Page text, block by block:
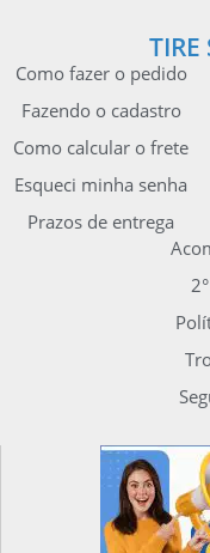
TIRE
Como fazer o pedido
Fazendo o cadastro
Como calcular o frete
Esqueci minha senha
Prazos de entrega